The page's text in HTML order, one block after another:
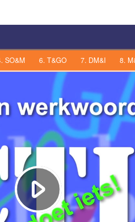
SO&M 6. T&GO 7. DM&I 8.